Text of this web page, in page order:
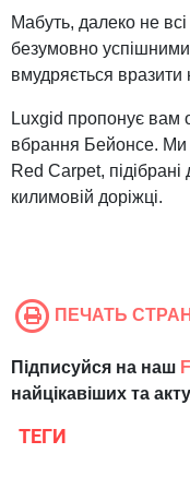
Мабуть, далеко не
безумовно
вмудряється вразити
Luxgid пропонує вам
вбрання Бейонсе. Ми
Red Carpet,
килимовій доріжці.
ПЕЧАТЬ
Підписуйся на наш
найцікавіших та
ТЕГИ